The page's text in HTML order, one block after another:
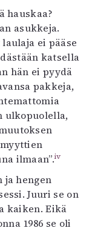
hauskaa?
asukkeja.
ei pääse
katsella
hän ei pyydä
pakkeja,
ulkopuolella,
ilmaan”.iv
ja hengen
Juuri se on
kaiken. Eikä
1986 se oli